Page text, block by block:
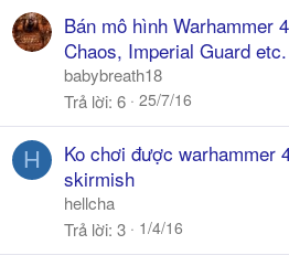
Bán mô hình Warhammer
Chaos, Imperial Guard etc.
babybreath18
Trả lời 6 25/7/16
H
Ko chơi được warhammer
skirmish
hellcha
Trả lời 3 1/4/16